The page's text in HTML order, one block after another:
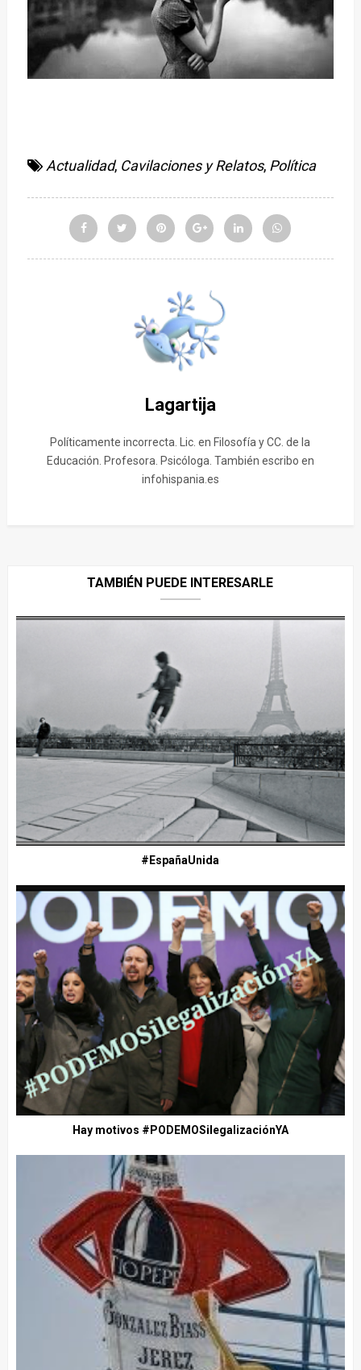
Actualidad, Cavilaciones y Relatos, Política
Lagartija
Políticamente incorrecta. Lic. en Filosofía y CC. de la
Educación. Profesora. Psicóloga. También escribo en
infohispania.es
TAMBIÉN PUEDE INTERESARLE
#EspañaUnida
Hay motivos #PODEMOSilegalizaciónYA